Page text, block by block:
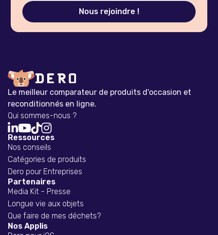
Le meilleur comparateur de produits d'occasion et
reconditionnés en ligne.
Qui sommes-nous ?

Ressources
Nos conseils
Catégories de produits
Dero pour Entreprises
Partenaires
Media Kit - Presse
Longue vie aux objets
Que faire de mes déchets?
Nos Applis